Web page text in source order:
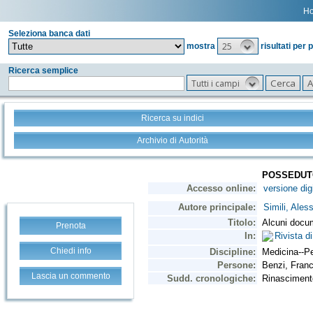
Seleziona banca dati
mostra
25 risultati per
Ricerca semplice
Tutti i campi
Ricerca su indici
Archivio di Autorità
Prenota
Chiedi info
Lascia un commento